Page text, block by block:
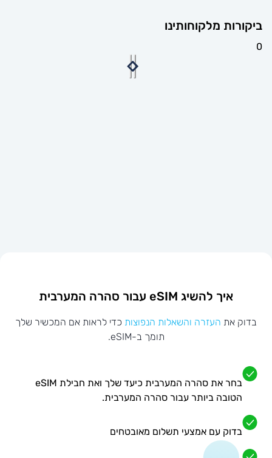
מלקוחותינו
איך להשיג eSIM עבור סהרה המערבית
בדוק אתהעזרה והשאלות הנפוצותכדי לראות אם המכשיר שלך
תומך ב-eSIM.
בחר את סהרה המערבית כיעד שלך ואת חבילת eSIM
הטובה ביותר עבור סהרה המערבית.
בדוק עם אמצעי תשלום מאובטחים